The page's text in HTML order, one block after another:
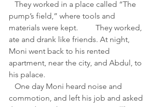
pump’s field,” where tools and
materials were kept.         They worked,
ate and drank like friends. At night,
Moni went back to his rented
apartment, near the city, and Abdul, to
his palace.
commotion, and left his job and asked